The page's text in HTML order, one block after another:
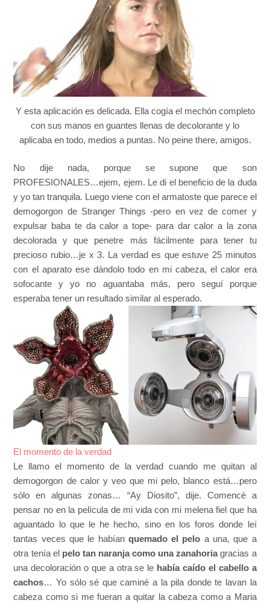
Y esta aplicación es delicada. Ella cogía el mechón completo
con sus manos en guantes llenas de decolorante y lo
aplicaba en todo, medios a puntas. No peine there, amigos.
No dije nada, porque se supone que son
PROFESIONALES…ejem, ejem. Le di el beneficio de la duda
y yo tan tranquila. Luego viene con el armatoste que parece el
demogorgon de Stranger Things -pero en vez de comer y
expulsar baba te da calor a tope- para dar calor a la zona
decolorada y que penetre más fácilmente para tener tu
precioso rubio…je x 3. La verdad es que estuve 25 minutos
con el aparato ese dándolo todo en mi cabeza, el calor era
sofocante y yo no aguantaba más, pero seguí porque
esperaba tener un resultado similar al esperado.
El momento de la verdad
Le llamo el momento de la verdad cuando me quitan al
demogorgon de calor y veo que mi pelo, blanco está…pero
sólo en algunas zonas… “Ay Diosito”, dije. Comencé a
pensar no en la película de mi vida con mi melena fiel que ha
aguantado lo que le he hecho, sino en los foros donde leí
tantas veces que le habían quemado el pelo a una, que a
otra tenía el pelo tan naranja como una zanahoriagracias a
una decoloración o que a otra se le había caído el cabello a
cachos… Yo sólo sé que caminé a la pila donde te lavan la
cabeza como si me fueran a quitar la cabeza como a Maria